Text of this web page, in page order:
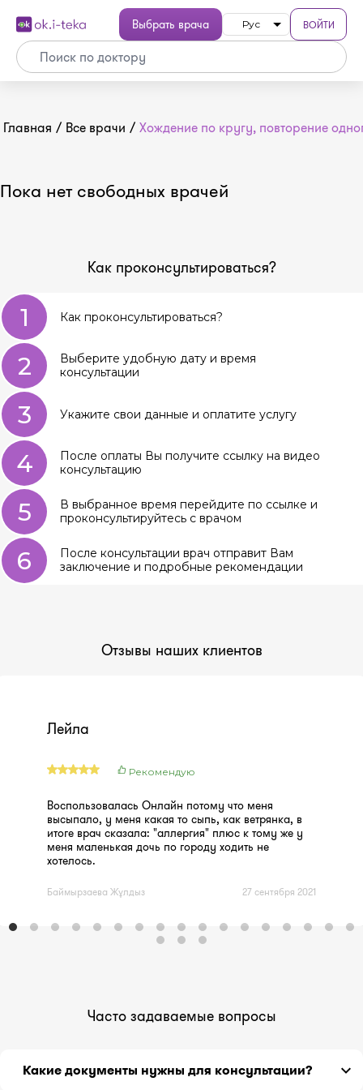
Выбрать врача Рус ВОЙТИ
Главная / Все врачи / Хождение по кругу, повторение
Пока нет свободных врачей
Как проконсультироваться?
1 Как проконсультироваться?
2
Выберите удобную дату и время
консультации
3 Укажите свои данные и оплатите услугу
4
После оплаты Вы получите ссылку на видео
консультацию
5
В выбранное время перейдите по ссылке и
проконсультируйтесь с врачом
6
После консультации врач отправит Вам
заключение и подробные рекомендации
Отзывы наших клиентов
Лейла
Рекомендую
Воспользовалась Онлайн потому что меня
высыпало, у меня какая то сыпь, как ветрянка, в
итоге врач сказала: "аллергия" плюс к тому же у
меня маленькая дочь по городу ходить не
хотелось.
Баймырзаева Жұлдыз 27 сентября 2021
Часто задаваемые вопросы
Какие документы нужны для консультации?